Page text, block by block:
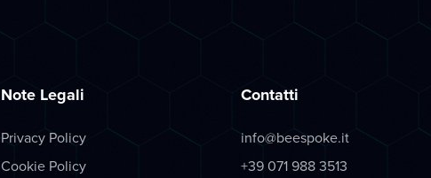
Note Legali
Privacy Policy
Cookie Policy
Contatti
info@beespoke.it
+39 071 988 3513